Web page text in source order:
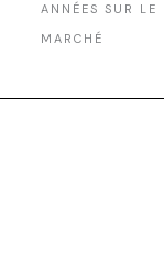
ANNÉES SUR LE
MARCHÉ